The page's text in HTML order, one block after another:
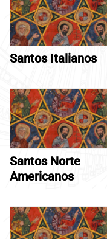
Santos Italianos
Santos Norte
Americanos